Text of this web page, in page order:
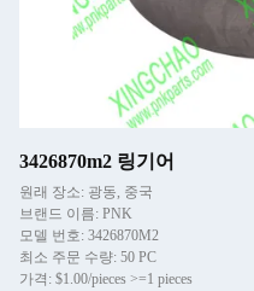
3426870m2 링기어
원래 장소: 광동, 중국
브랜드 이름: PNK
모델 번호: 3426870M2
최소 주문 수량: 50 PC
가격: $1.00/pieces >=1 pieces